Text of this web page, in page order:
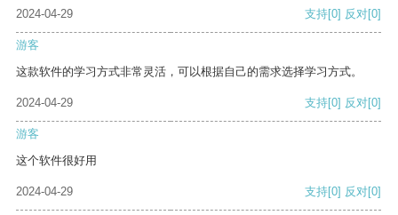
2024-04-29
支持[0] 反对[0]
游客
这款软件的学习方式非常灵活，可以根据自己的需求选择学习方式。
2024-04-29 支持[0] 反对[0]
游客
这个软件很好用
2024-04-29 支持[0] 反对[0]